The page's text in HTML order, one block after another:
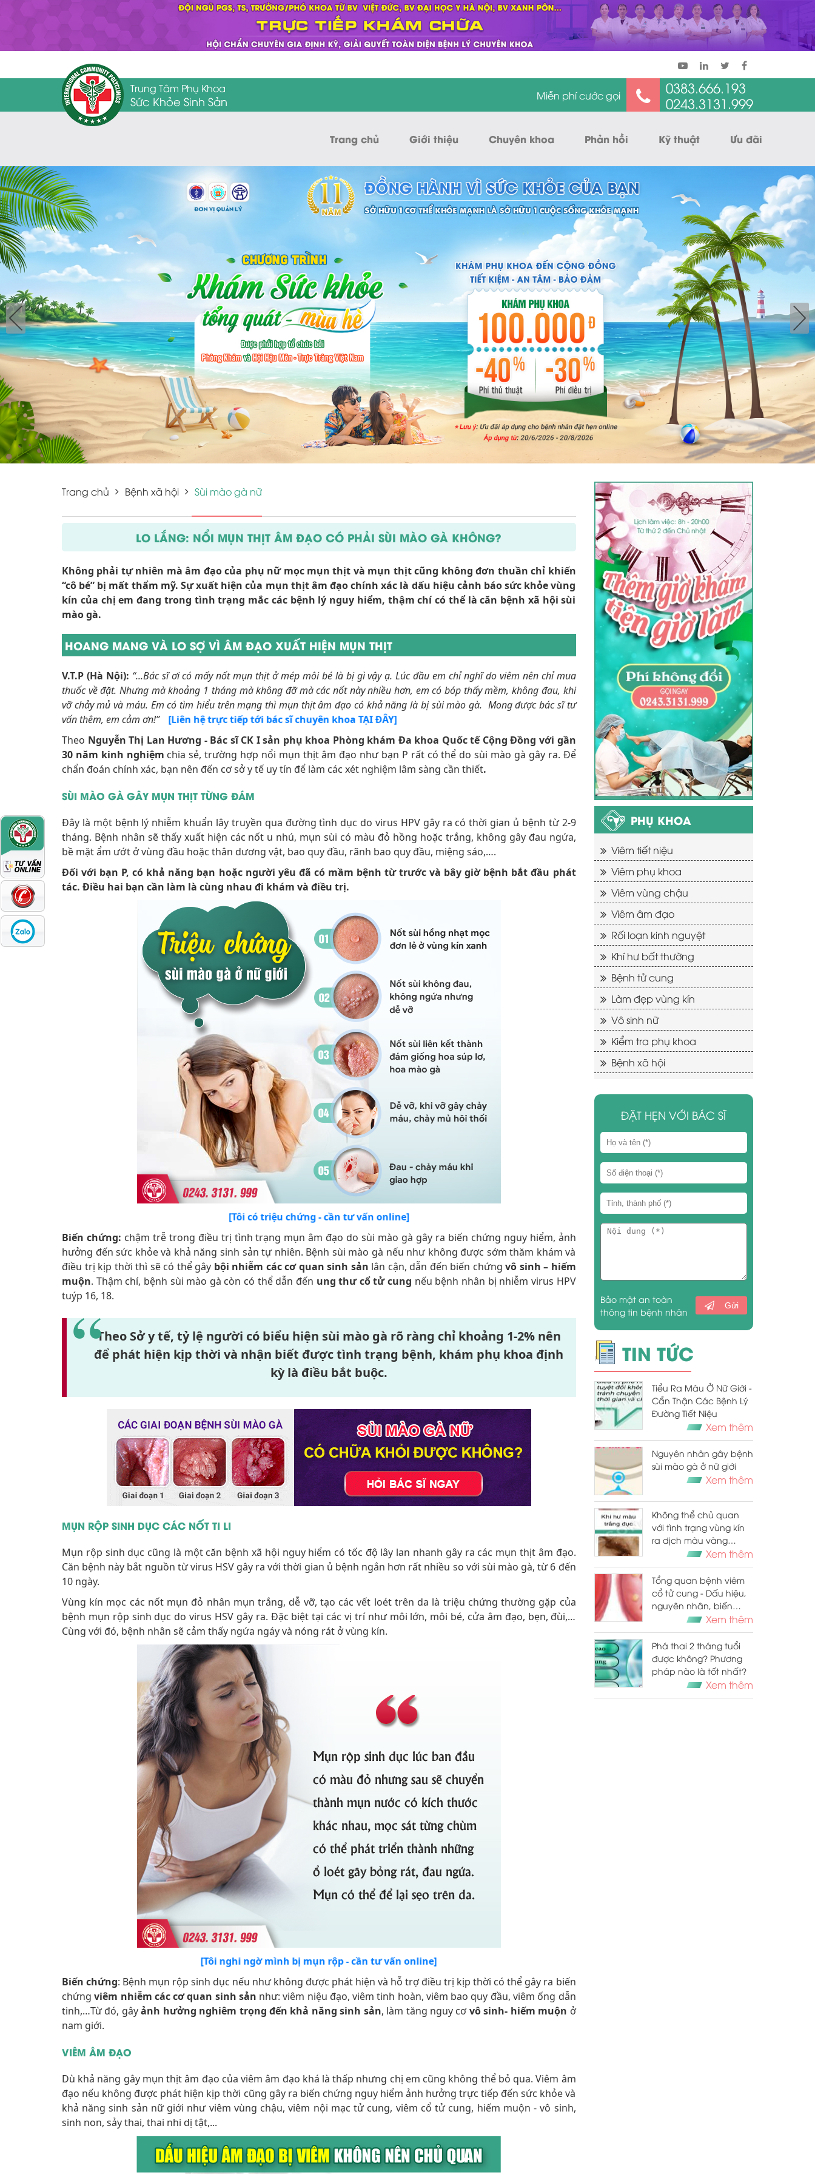
Trung Tâm Phụ Khoa
Sức Khỏe Sinh Sản Miễn phí cước gọi
0383.666.193
0243.3131.999
Trang chủ Giới thiệu Chuyên khoa Phản hồi Kỹ thuật Ưu đãi
Trang chủ Bệnh xã hội Sùi mào gà nữ
LO LẮNG: NỔI MỤN THỊT ÂM ĐẠO CÓ PHẢI SÙI MÀO GÀ KHÔNG?
Không phải tự nhiên mà âm đạo của phụ nữ mọc mụn thịt và mụn thịt cũng không đơn thuần chỉ khiến
“cô bé” bị mất thẩm mỹ. Sự xuất hiện của mụn thịt âm đạo chính xác là dấu hiệu cảnh báo sức khỏe vùng
kín của chị em đang trong tình trạng mắc các bệnh lý nguy hiểm, thậm chí có thể là căn bệnh xã hội sùi
mào gà.
HOANG MANG VÀ LO SỢ VÌ ÂM ĐẠO XUẤT HIỆN MỤN THỊT
V.T.P (Hà Nội): “...Bác sĩ ơi có mấy nốt mụn thịt ở mép môi bé là bị gì vậy ạ. Lúc đầu em chỉ nghĩ do viêm nên chỉ mua
thuốc về đặt. Nhưng mà khoảng 1 tháng mà không đỡ mà các nốt này nhiều hơn, em có bóp thấy mềm, không đau, khi
vỡ chảy mủ và máu. Em có tìm hiểu trên mạng thì mụn thịt âm đạo có khả năng là bị sùi mào gà. Mong được bác sĩ tư
vấn thêm, em cảm ơn!”
[Liên hệ trực tiếp tới bác sĩ chuyên khoa TẠI ĐÂY]
Theo Nguyễn Thị Lan Hương - Bác sĩ CK I sản phụ khoa Phòng khám Đa khoa Quốc tế Cộng Đồng với gần
30 năm kinh nghiệm chia sẻ, trường hợp nổi mụn thịt âm đạo như bạn P rất có thể do sùi mào gà gây ra. Để
chẩn đoán chính xác, bạn nên đến cơ sở y tế uy tín để làm các xét nghiệm lâm sàng cần thiết.
SÙI MÀO GÀ GÂY MỤN THỊT TỪNG ĐÁM
Đây là một bệnh lý nhiễm khuẩn lây truyền qua đường tình dục do virus HPV gây ra có thời gian ủ bệnh từ 2-9
tháng. Bệnh nhân sẽ thấy xuất hiện các nốt u nhú, mụn sùi có màu đỏ hồng hoặc trắng, không gây đau ngứa,
bề mặt ẩm ướt ở vùng đầu hoặc thân dương vật, bao quy đầu, rãnh bao quy đầu, miệng sáo,….
Đối với bạn P, có khả năng bạn hoặc người yêu đã có mầm bệnh từ trước và bây giờ bệnh bắt đầu phát
tác. Điều hai bạn cần làm là cùng nhau đi khám và điều trị.
[Tôi có triệu chứng - cần tư vấn online]
Biến chứng: chậm trễ trong điều trị tình trạng mụn âm đạo do sùi mào gà gây ra biến chứng nguy hiểm, ảnh
hưởng đến sức khỏe và khả năng sinh sản tự nhiên. Bệnh sùi mào gà nếu như không được sớm thăm khám và
điều trị kịp thời thì sẽ có thể gây bội nhiễm các cơ quan sinh sản lân cận, dẫn đến biến chứng vô sinh – hiếm
muộn. Thậm chí, bệnh sùi mào gà còn có thể dẫn đến ung thư cổ tử cung nếu bệnh nhân bị nhiễm virus HPV
tuýp 16, 18.
Theo Sở y tế, tỷ lệ người có biểu hiện sùi mào gà rõ ràng chỉ khoảng 1-2% nên
để phát hiện kịp thời và nhận biết được tình trạng bệnh, khám phụ khoa định
kỳ là điều bắt buộc.
MỤN RỘP SINH DỤC CÁC NỐT TI LI
Mụn rộp sinh dục cũng là một căn bệnh xã hội nguy hiểm có tốc độ lây lan nhanh gây ra các mụn thịt âm đạo.
Căn bệnh này bắt nguồn từ virus HSV gây ra với thời gian ủ bệnh ngắn hơn rất nhiều so với sùi mào gà, từ 6 đến
10 ngày.
Vùng kín mọc các nốt mụn đỏ nhân mụn trắng, dễ vỡ, tạo các vết loét trên da là triệu chứng thường gặp của
bệnh mụn rộp sinh dục do virus HSV gây ra. Đặc biệt tại các vị trí như môi lớn, môi bé, cửa âm đạo, bẹn, đùi,…
Cùng với đó, bệnh nhân sẽ cảm thấy ngứa ngáy và nóng rát ở vùng kín.
[Tôi nghi ngờ mình bị mụn rộp - cần tư vấn online]
Biến chứng: Bệnh mụn rộp sinh dục nếu như không được phát hiện và hỗ trợ điều trị kịp thời có thể gây ra biến
chứngviêm nhiễm các cơ quan sinh sản như: viêm niệu đạo, viêm tinh hoàn, viêm bao quy đầu, viêm ống dẫn
tinh,…Từ đó, gâyảnh hưởng nghiêm trọng đến khả năng sinh sản, làm tăng nguy cơvô sinh- hiếm muộn ở
nam giới.
VIÊM ÂM ĐẠO
Dù khả năng gây mụn thịt âm đạo của viêm âm đạo khá là thấp nhưng chị em cũng không thể bỏ qua. Viêm âm
đạo nếu không được phát hiện kịp thời cũng gây ra biến chứng nguy hiểm ảnh hưởng trực tiếp đến sức khỏe và
khả năng sinh sản nữ giới như viêm vùng chậu, viêm nội mạc tử cung, viêm cổ tử cung, hiếm muộn - vô sinh,
sinh non, sảy thai, thai nhi dị tật,...
PHỤ KHOA
Viêm tiết niệu
Viêm phụ khoa
Viêm vùng chậu
Viêm âm đạo
Rối loạn kinh nguyệt
Khí hư bất thường
Bệnh tử cung
Làm đẹp vùng kín
Vô sinh nữ
Kiểm tra phụ khoa
Bệnh xã hội
ĐẶT HẸN VỚI BÁC SĨ
Bảo mật an toàn
thông tin bệnh nhân
Gửi
TIN TỨC
Tiểu Ra Máu Ở Nữ Giới -
Cẩn Thận Các Bệnh Lý
Đường Tiết Niệu
Xem thêm
Nguyên nhân gây bệnh
sùi mào gà ở nữ giới
Xem thêm
Không thể chủ quan
với tình trạng vùng kín
ra dịch màu vàng
không mùi
Xem thêm
Tổng quan bệnh viêm
cổ tử cung - Dấu hiệu,
nguyên nhân, biến
chứng và phương
pháp hỗ trợ điều trị
Xem thêm
Phá thai 2 tháng tuổi
được không? Phương
pháp nào là tốt nhất?
Xem thêm